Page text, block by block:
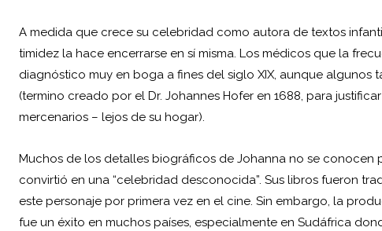
A medida que crece su celebridad como autora de textos
timidez la hace encerrarse en sí misma. Los médicos que la
diagnóstico muy en boga a fines del siglo XIX, aunque
(termino creado por el Dr. Johannes Hofer en 1688, para
mercenarios – lejos de su hogar).
Muchos de los detalles biográficos de Johanna no se conocen
convirtió en una “celebridad desconocida”. Sus libros fueron
este personaje por primera vez en el cine. Sin embargo, la
fue un éxito en muchos países, especialmente en Sudáfrica